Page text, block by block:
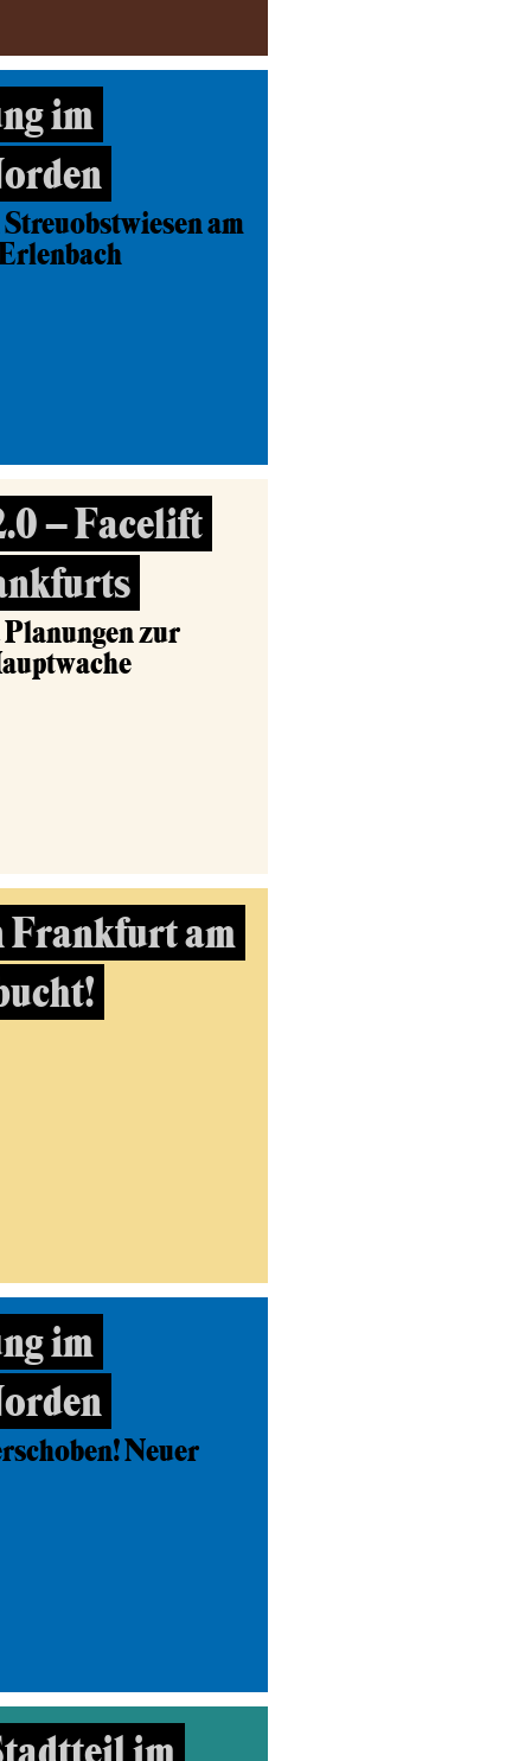
im
am
– Facelift
zur
Frankfurt am
im
Neuer